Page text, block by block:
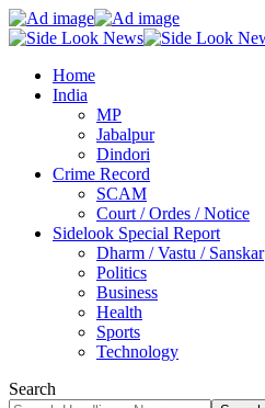
Home
India
MP
Jabalpur
Dindori
Crime Record
SCAM
Court / Ordes / Notice
Sidelook Special Report
Dharm / Vastu / Sanskar
Politics
Business
Health
Sports
Technology
Search